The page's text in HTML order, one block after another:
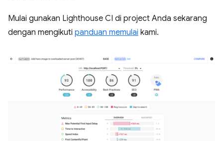
Mulai gunakan Lighthouse CI di project Anda sekarang
dengan mengikuti panduan memulai kami.